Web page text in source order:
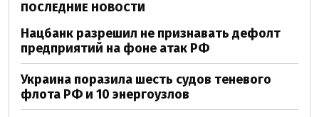
ПОСЛЕДНИЕ НОВОСТИ
Нацбанк разрешил не признавать дефолт
предприятий на фоне атак РФ
Украина поразила шесть судов теневого
флота РФ и 10 энергоузлов